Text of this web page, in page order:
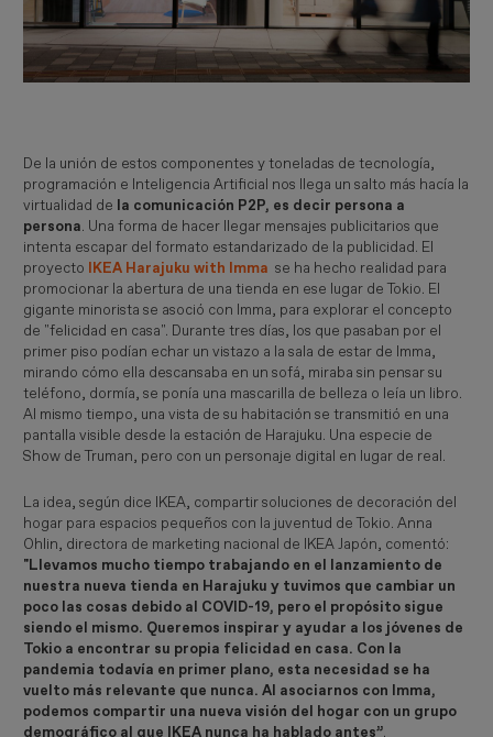
De la unión de estos componentes y toneladas de tecnología,
programación e Inteligencia Artificial nos llega un salto más hacía la
virtualidad de la comunicación P2P, es decir persona a
persona. Una forma de hacer llegar mensajes publicitarios que
intenta escapar del formato estandarizado de la publicidad. El
proyecto
IKEA Harajuku with Imma se ha hecho realidad para
promocionar la abertura de una tienda en ese lugar de Tokio. El
gigante minorista se asoció con Imma, para explorar el concepto
de "felicidad en casa". Durante tres días, los que pasaban por el
primer piso podían echar un vistazo a la sala de estar de Imma,
mirando cómo ella descansaba en un sofá, miraba sin pensar su
teléfono, dormía, se ponía una mascarilla de belleza o leía un libro.
Al mismo tiempo, una vista de su habitación se transmitió en una
pantalla visible desde la estación de Harajuku. Una especie de
Show de Truman, pero con un personaje digital en lugar de real.
La idea, según dice IKEA, compartir soluciones de decoración del
hogar para espacios pequeños con la juventud de Tokio. Anna
Ohlin, directora de marketing nacional de IKEA Japón, comentó:
"Llevamos mucho tiempo trabajando en el lanzamiento de
nuestra nueva tienda en Harajuku y tuvimos que cambiar un
poco las cosas debido al COVID-19, pero el propósito sigue
siendo el mismo. Queremos inspirar y ayudar a los jóvenes de
Tokio a encontrar su propia felicidad en casa. Con la
pandemia todavía en primer plano, esta necesidad se ha
vuelto más relevante que nunca. Al asociarnos con Imma,
podemos compartir una nueva visión del hogar con un grupo
demográfico al que IKEA nunca ha hablado antes”.